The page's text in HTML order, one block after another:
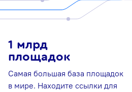
1 млрд
площадок
Самая большая база площадок
в мире. Находите ссылки для